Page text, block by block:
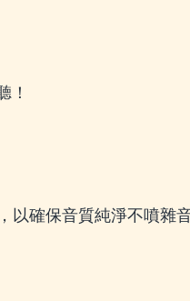
！
以確保音質純淨不噴